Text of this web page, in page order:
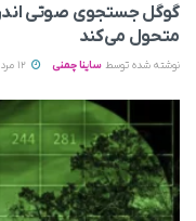
متحول می‌کند
نوشته شده توسط ساینا چمنی